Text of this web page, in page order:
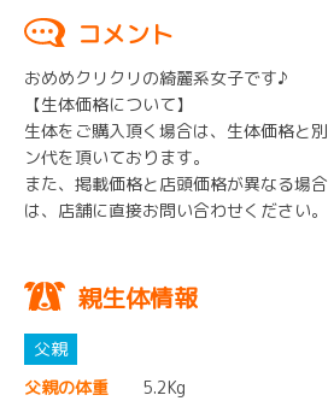
コメント
おめめクリクリの綺麗系女子です♪
【生体価格について】
生体をご購入頂く場合は、生体価格と
ン代を頂いております。
また、掲載価格と店頭価格が異なる場
は、店舗に直接お問い合わせください。
親生体情報
父親の体重 5.2Kg